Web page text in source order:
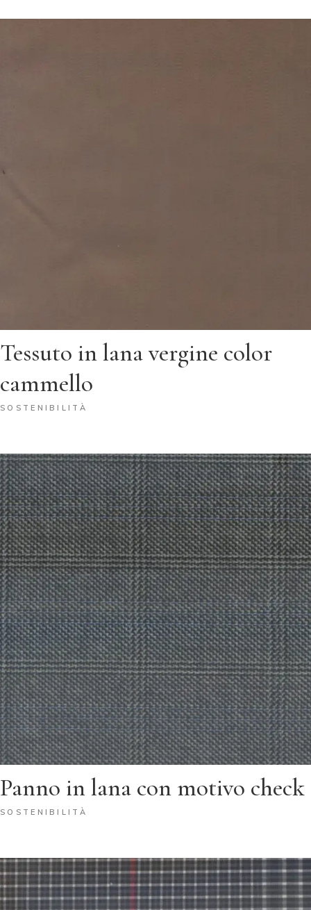
Tessuto in lana vergine color
cammello
SOSTENIBILITÀ
Panno in lana con motivo check
SOSTENIBILITÀ